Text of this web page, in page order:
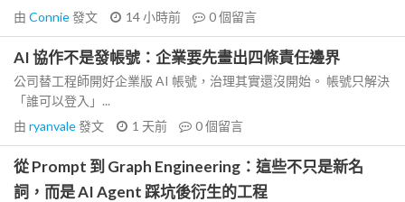
由 Connie發文 14 小時前 0個留言
AI 協作不是發帳號：企業要先畫出四條責任邊界
公司替工程師開好企業版 AI 帳號，治理其實還沒開始。 帳號只解決
「誰可以登入」...
由 ryanvale發文 1 天前 0個留言
從 Prompt 到 Graph Engineering：這些不只是新名
詞，而是 AI Agent 踩坑後衍生的工程